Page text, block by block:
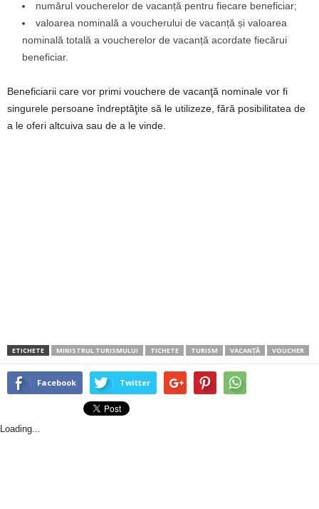
numărul voucherelor de vacanță pentru fiecare beneficiar;
valoarea nominală a voucherului de vacanță și valoarea
nominală totală a voucherelor de vacanță acordate fiecărui
beneficiar.
Beneficiarii care vor primi vouchere de vacanţă nominale vor fi
singurele persoane îndreptăţite să le utilizeze, fără posibilitatea de
a le oferi altcuiva sau de a le vinde.
ETICHETE MINISTRUL TURISMULUI TICHETE TURISM VACANȚĂ VOUCHER
Facebook Twitter
Loading...